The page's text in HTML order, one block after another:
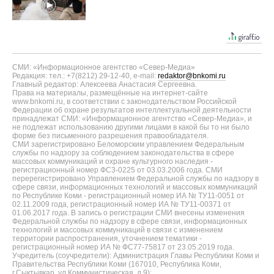
СМИ: «Информационное агентство «Север-Медиа»
Редакция: тел.: +7(8212) 29-12-40, e-mail: redaktor@bnkomi.ru
Главный редактор: Алексеева Анастасия Сергеевна.
Права на материалы, размещённые на интернет-сайте
www.bnkomi.ru, в соответствии с законодательством Российской
Федерации об охране результатов интеллектуальной деятельности
принадлежат СМИ: «Информационное агентство «Север-Медиа», и
не подлежат использованию другими лицами в какой бы то ни было
форме без письменного разрешения правообладателя.
СМИ зарегистрировано Беломорским управлением Федеральным
службы по надзору за соблюдением законодательства в сфере
массовых коммуникаций и охране культурного наследия -
регистрационный номер ФС3-0225 от 03.03.2006 года. СМИ
перерегистрировано Управлением Федеральной службы по надзору в
сфере связи, информационных технологий и массовых коммуникаций
по Республике Коми - регистрационный номер ИА № ТУ11-0051 от
02.11.2009 года, регистрационный номер ИА № ТУ11-00371 от
01.06.2017 года. В запись о регистрации СМИ внесены изменения
Федеральной службы по надзору в сфере связи, информационных
технологий и массовых коммуникаций в связи с изменением
территории распространения, уточнением тематики -
регистрационный номер ИА № ФС77-75817 от 23.05.2019 года.
Учредитель (соучредители): Администрация Главы Республики Коми и
Правительства Республики Коми (167010, Республика Коми,